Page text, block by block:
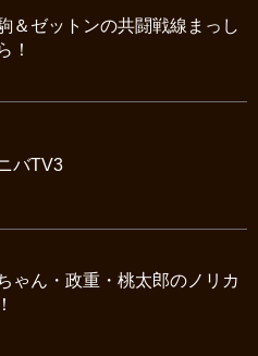
＆ゼットンの共闘戦線まっし
！
バTV3
ゃん・政重・桃太郎のノリカ